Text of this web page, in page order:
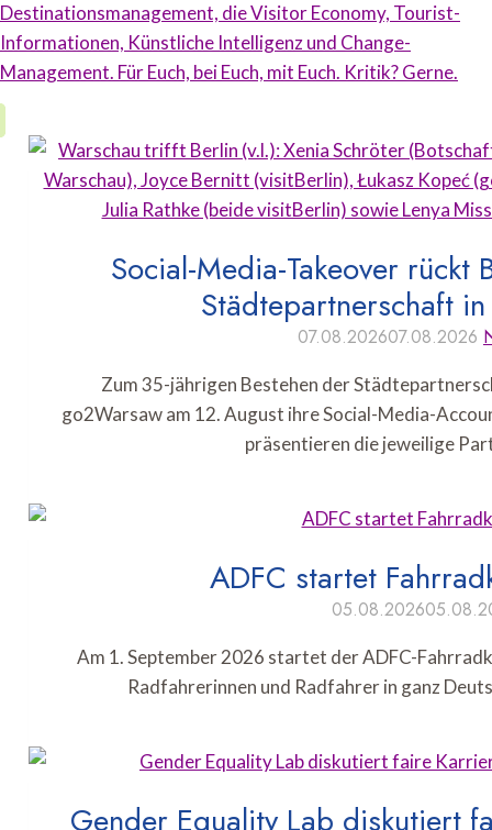
Destinationsmanagement, die Visitor Economy, Tourist-
Informationen, Künstliche Intelligenz und Change-
Management. Für Euch, bei Euch, mit Euch. Kritik? Gerne.
Social-Media-Takeover rückt
Städtepartnerschaft
07.08.202607.08.2026
Zum 35-jährigen Bestehen der
go2Warsaw am 12. August ihre Social-Media-
präsentieren die jeweilige
ADFC startet
05.08.2026
Am 1. September 2026 startet der ADFC-
Radfahrerinnen und Radfahrer in ganz
Gender Equality Lab diskutiert